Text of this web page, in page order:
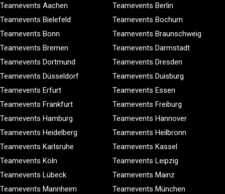
Teamevents Aachen
Teamevents Berlin
Teamevents Bielefeld
Teamevents Bochum
Teamevents Bonn
Teamevents Braunschweig
Teamevents Bremen
Teamevents Darmstadt
Teamevents Dortmund
Teamevents Dresden
Teamevents Düsseldorf
Teamevents Duisburg
Teamevents Erfurt
Teamevents Essen
Teamevents Frankfurt
Teamevents Freiburg
Teamevents Hamburg
Teamevents Hannover
Teamevents Heidelberg
Teamevents Heilbronn
Teamevents Karlsruhe
Teamevents Kassel
Teamevents Köln
Teamevents Leipzig
Teamevents Lübeck
Teamevents Mainz
Teamevents Mannheim
Teamevents München